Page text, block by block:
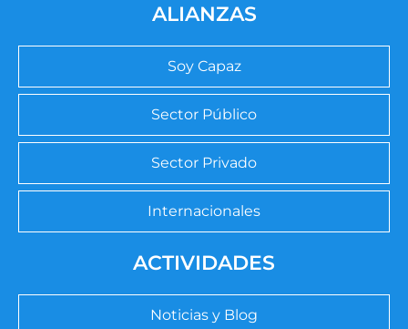
ALIANZAS
Soy Capaz
Sector Público
Sector Privado
Internacionales
ACTIVIDADES
Noticias y Blog